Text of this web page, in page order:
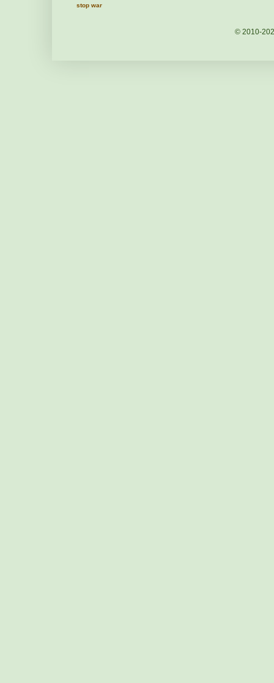
stop war
© 2010-